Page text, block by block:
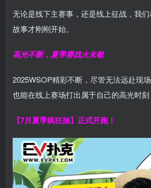
无论是线下主赛事，还是线上征战，我
故事才刚刚开始。
高光不断，夏季赛战火未歇
2025WSOP精彩不断，尽管无法远赴现
也能在线上赛场打出属于自己的高光时刻
【7月夏季疯狂抽】正式开跑！